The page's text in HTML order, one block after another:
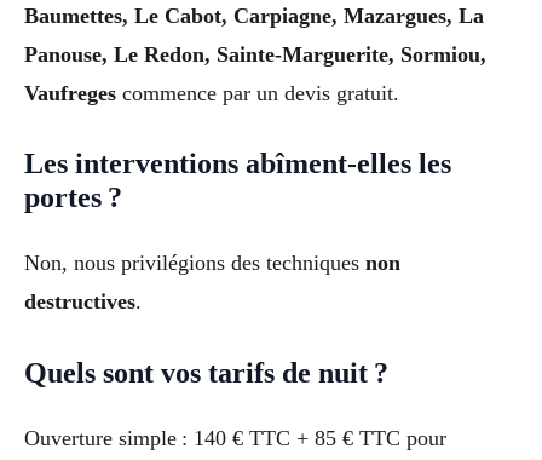
Baumettes, Le Cabot, Carpiagne, Mazargues, La
Panouse, Le Redon, Sainte-Marguerite, Sormiou,
Vaufreges commence par un devis gratuit.
Les interventions abîment-elles les
portes ?
Non, nous privilégions des techniques non
destructives.
Quels sont vos tarifs de nuit ?
Ouverture simple : 140 € TTC + 85 € TTC pour